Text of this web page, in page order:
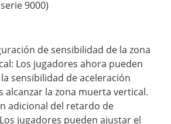
9000)
de sensibilidad de la zona
Los jugadores ahora pueden
sensibilidad de aceleración
alcanzar la zona muerta vertical.
adicional del retardo de
jugadores pueden ajustar el